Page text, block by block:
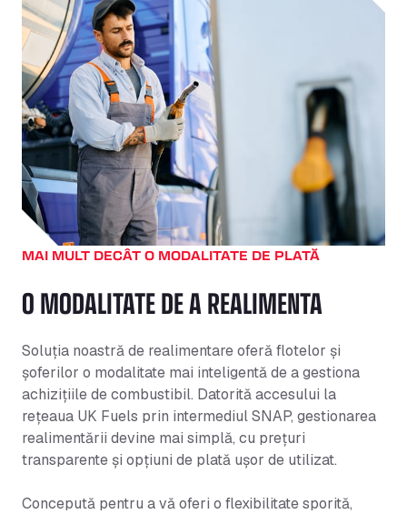
MAI MULT DECÂT O MODALITATE DE PLATĂ
O MODALITATE DE A REALIMENTA
Soluția noastră de realimentare oferă flotelor și
șoferilor o modalitate mai inteligentă de a gestiona
achizițiile de combustibil. Datorită accesului la
rețeaua UK Fuels prin intermediul SNAP, gestionarea
realimentării devine mai simplă, cu prețuri
transparente și opțiuni de plată ușor de utilizat.
Concepută pentru a vă oferi o flexibilitate sporită,